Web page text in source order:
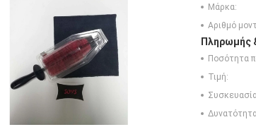
Μάρκα:
Αριθμό
Πληρωμής
Ποσότητα
Τιμή: